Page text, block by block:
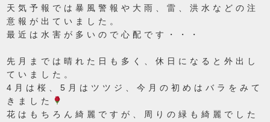
天気予報では暴風警報や大雨、雷、洪水などの注
意報が出ていました。
最近は水害が多いので心配です・・・
先月までは晴れた日も多く、休日になると外出し
ていました。
4月は桜、5月はツツジ、今月の初めはバラをみて
きました
花はもちろん綺麗ですが、周りの緑も綺麗でした